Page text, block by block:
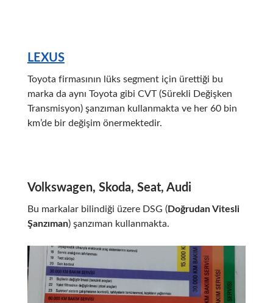
LEXUS
Toyota firmasının lüks segment için ürettiği bu
marka da aynı Toyota gibi CVT (Sürekli Değişken
Transmisyon) şanzıman kullanmakta ve her 60 bin
km’de bir değişim önermektedir.
Volkswagen, Skoda, Seat, Audi
Bu markalar bilindiği üzere DSG (Doğrudan Vitesli
Şanzıman) şanzıman kullanmakta.